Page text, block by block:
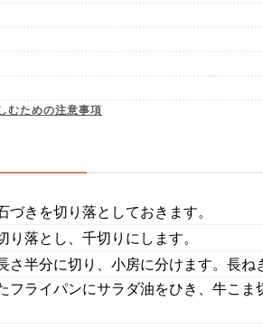
むための注意事項
づきを切り落としておきます。
り落とし、千切りにします。
さ半分に切り、小房に分けます。長ね
フライパンにサラダ油をひき、牛こま